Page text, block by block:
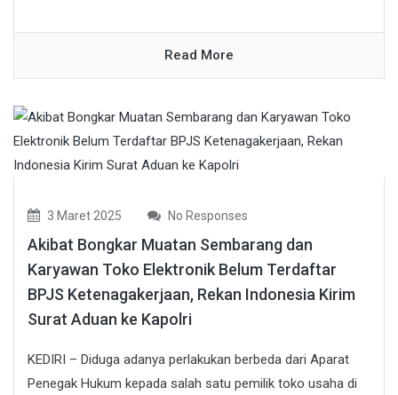
Read More
3 Maret 2025 No Responses
Akibat Bongkar Muatan Sembarang dan
Karyawan Toko Elektronik Belum Terdaftar
BPJS Ketenagakerjaan, Rekan Indonesia Kirim
Surat Aduan ke Kapolri
KEDIRI – Diduga adanya perlakukan berbeda dari Aparat
Penegak Hukum kepada salah satu pemilik toko usaha di